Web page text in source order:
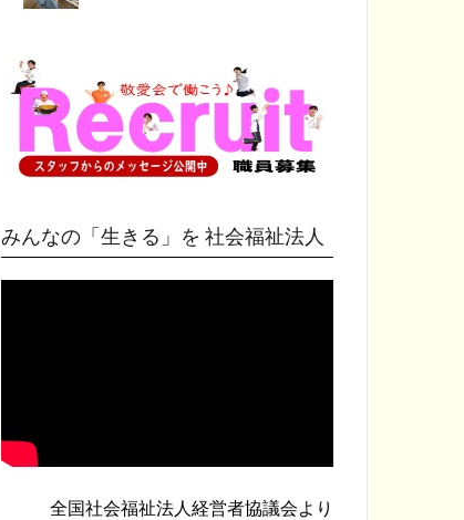
みんなの「生きる」を 社会福祉法人
全国社会福祉法人経営者協議会より